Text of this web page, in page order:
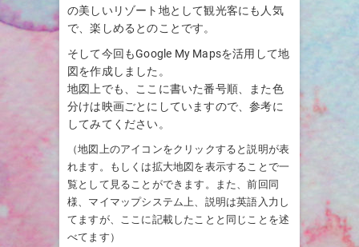
の美しいリゾート地として観光客にも人気
で、楽しめるとのことです。
そして今回もGoogle My Mapsを活用して地
図を作成しました。
地図上でも、ここに書いた番号順、また色
分けは映画ごとにしていますので、参考に
してみてください。
（地図上のアイコンをクリックすると説明が表
れます。もしくは拡大地図を表示することで一
覧として見ることができます。また、前回同
様、マイマップシステム上、説明は英語入力し
てますが、ここに記載したことと同じことを述
べてます）